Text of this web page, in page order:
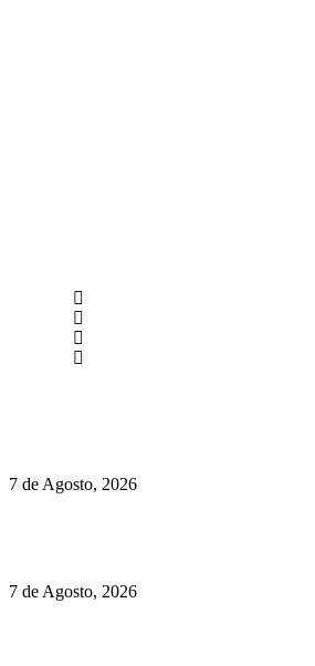
7 de Agosto, 2026
7 de Agosto, 2026